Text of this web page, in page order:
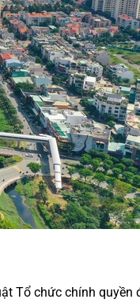
Tổ chức chính quyền